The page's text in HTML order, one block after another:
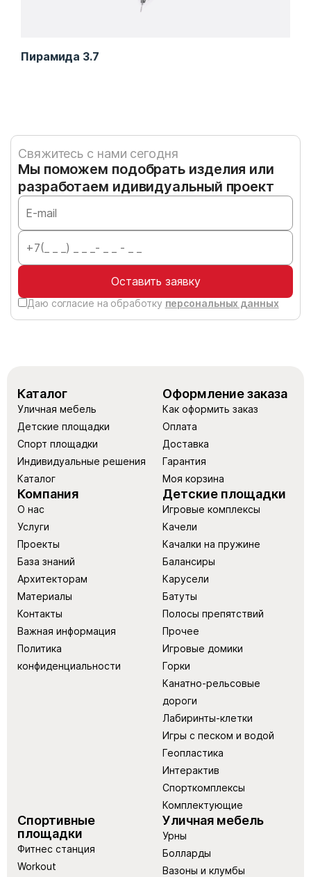
Пирамида 3.7
Свяжитесь с нами сегодня
Мы поможем подобрать изделия или
разработаем идивидуальный проект
Оставить заявку
Даю согласие на обработку персональных данных
Каталог
Уличная мебель
Детские площадки
Спорт площадки
Индивидуальные решения
Каталог
Оформление заказа
Как оформить заказ
Оплата
Доставка
Гарантия
Моя корзина
Компания
О нас
Услуги
Проекты
База знаний
Архитекторам
Материалы
Контакты
Важная информация
Политика
конфиденциальности
Детские площадки
Игровые комплексы
Качели
Качалки на пружине
Балансиры
Карусели
Батуты
Полосы препятствий
Прочее
Игровые домики
Горки
Канатно-рельсовые
дороги
Лабиринты-клетки
Игры с песком и водой
Геопластика
Интерактив
Спорткомплексы
Комплектующие
Спортивные
площадки
Фитнес станция
Workout
Уличная мебель
Урны
Болларды
Вазоны и клумбы